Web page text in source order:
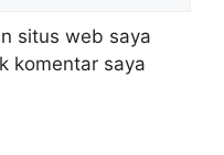
situs web saya
komentar saya